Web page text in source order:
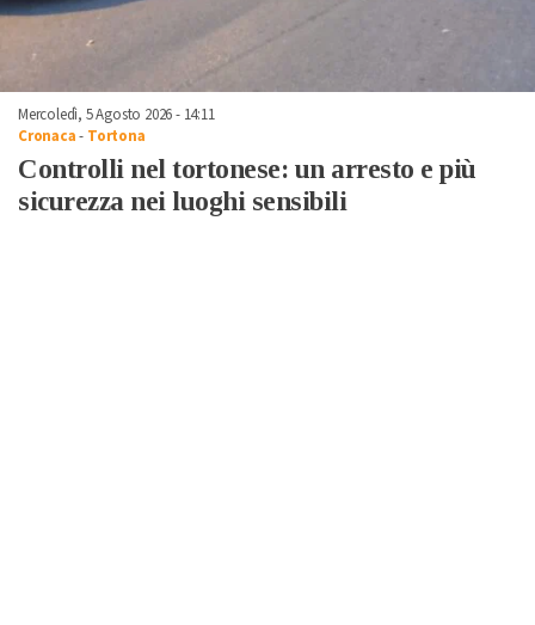
Mercoledì, 5 Agosto 2026 - 14:11
Cronaca- Tortona
Controlli nel tortonese: un arresto e più
sicurezza nei luoghi sensibili